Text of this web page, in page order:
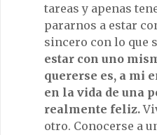
tareas y apenas
pararnos a estar
sincero con lo que
estar con uno
quererse es, a mi
en la vida de una
realmente feliz.
otro. Conocerse a